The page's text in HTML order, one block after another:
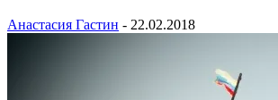
Анастасия Гастин - 22.02.2018